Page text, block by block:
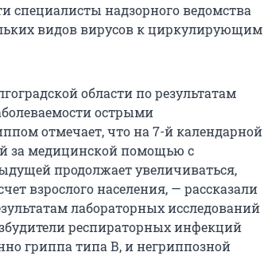
специалисты надзорного ведомства
видов вирусов к циркулирующим
области по результатам
острыми
отмечает, что на 7-й календарной
за медицинской помощью с
продолжает увеличиваться,
взрослого населения, — рассказали
лабораторных исследований
респираторных инфекций
гриппа типа В, и негриппозной